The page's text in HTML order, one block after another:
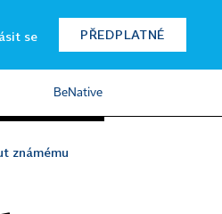
se PŘEDPLATNÉ
BeNative
známému